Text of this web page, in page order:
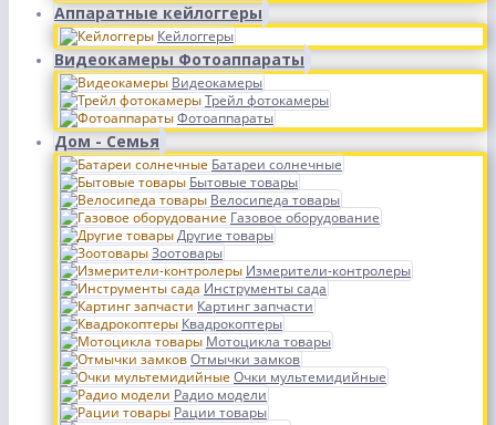
Аппаратные кейлоггеры
Кейлоггеры
Видеокамеры Фотоаппараты
Видеокамеры
Трейл фотокамеры
Фотоаппараты
Дом - Семья
Батареи солнечные
Бытовые товары
Велосипеда товары
Газовое оборудование
Другие товары
Зоотовары
Измерители-контролеры
Инструменты сада
Картинг запчасти
Квадрокоптеры
Мотоцикла товары
Отмычки замков
Очки мультемидийные
Радио модели
Рации товары